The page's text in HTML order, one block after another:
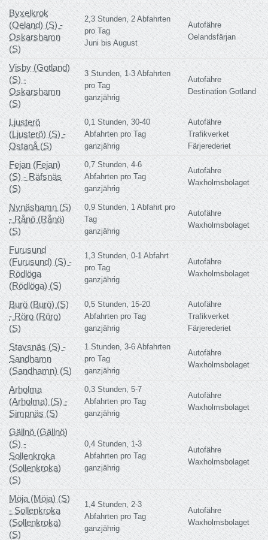
Byxelkrok
(Oeland) (S) -
Oskarshamn
(S)
2,3 Stunden, 2 Abfahrten
pro Tag
Juni bis August
Autofähre
Oelandsfärjan
Visby (Gotland)
(S) -
Oskarshamn
(S)
3 Stunden, 1-3 Abfahrten
pro Tag
ganzjährig
Autofähre
Destination Gotland
Ljusterö
(Ljusterö) (S) -
Ostanå (S)
0,1 Stunden, 30-40
Abfahrten pro Tag
ganzjährig
Autofähre
Trafikverket
Färjerederiet
Fejan (Fejan)
(S) - Räfsnäs
(S)
0,7 Stunden, 4-6
Abfahrten pro Tag
ganzjährig
Autofähre
Waxholmsbolaget
Nynäshamn (S)
- Rånö (Rånö)
(S)
0,9 Stunden, 1 Abfahrt pro
Tag
ganzjährig
Autofähre
Waxholmsbolaget
Furusund
(Furusund) (S) -
Rödlöga
(Rödlöga) (S)
1,3 Stunden, 0-1 Abfahrt
pro Tag
ganzjährig
Autofähre
Waxholmsbolaget
Burö (Burö) (S)
- Röro (Röro)
(S)
0,5 Stunden, 15-20
Abfahrten pro Tag
ganzjährig
Autofähre
Trafikverket
Färjerederiet
Stavsnäs (S) -
Sandhamn
(Sandhamn) (S)
1 Stunden, 3-6 Abfahrten
pro Tag
ganzjährig
Autofähre
Waxholmsbolaget
Arholma
(Arholma) (S) -
Simpnäs (S)
0,3 Stunden, 5-7
Abfahrten pro Tag
ganzjährig
Autofähre
Waxholmsbolaget
Gällnö (Gällnö)
(S) -
Sollenkroka
(Sollenkroka)
(S)
0,4 Stunden, 1-3
Abfahrten pro Tag
ganzjährig
Autofähre
Waxholmsbolaget
Möja (Möja) (S)
- Sollenkroka
(Sollenkroka)
(S)
1,4 Stunden, 2-3
Abfahrten pro Tag
ganzjährig
Autofähre
Waxholmsbolaget